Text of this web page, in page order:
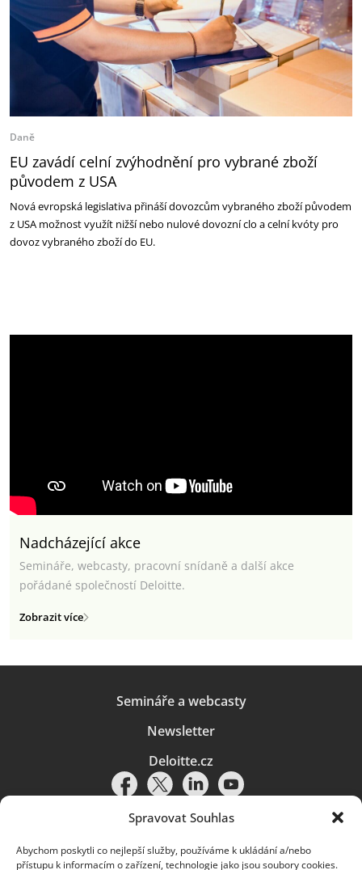
Spravovat Souhlas
Abychom poskytli co nejlepší služby, používáme k ukládání a/nebo
přístupu k informacím o zařízení, technologie jako jsou soubory cookies.
Daně
EU zavádí celní zvýhodnění pro vybrané zboží
původem z USA
Nová evropská legislativa přináší dovozcům vybraného zboží původem
z USA možnost využít nižší nebo nulové dovozní clo a celní kvóty pro
dovoz vybraného zboží do EU.
Nadcházející akce
Semináře, webcasty, pracovní snídaně a další akce
pořádané společností Deloitte.
Zobrazit více
Semináře a webcasty
Newsletter
Deloitte.cz
Pravidla používání|Ochrana osobních údajů|Soubory cookies |